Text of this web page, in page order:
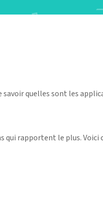
quelles sont les
rapportent le plus. Voici